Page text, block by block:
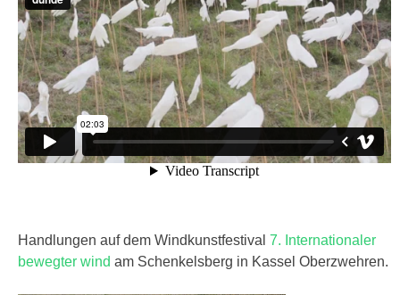
Handlungen auf dem Windkunstfestival 7. Internationaler
bewegter wind am Schenkelsberg in Kassel Oberzwehren.